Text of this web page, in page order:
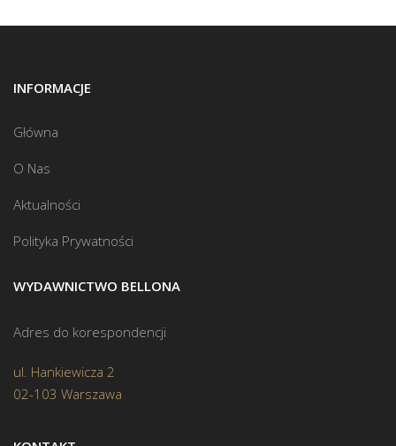
INFORMACJE
Główna
O Nas
Aktualności
Polityka Prywatności
WYDAWNICTWO BELLONA
Adres do korespondencji
ul. Hankiewicza 2
02-103 Warszawa